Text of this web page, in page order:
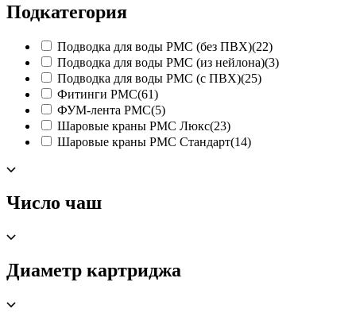
Подкатегория
Подводка для воды РМС (без ПВХ)(22)
Подводка для воды РМС (из нейлона)(3)
Подводка для воды РМС (с ПВХ)(25)
Фитинги РМС(61)
ФУМ-лента РМС(5)
Шаровые краны РМС Люкс(23)
Шаровые краны РМС Стандарт(14)
Число чаш
Диаметр картриджа